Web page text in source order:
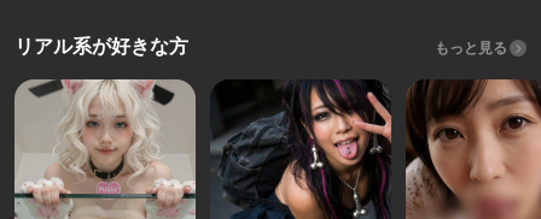
リアル系が好きな方 もっと見る